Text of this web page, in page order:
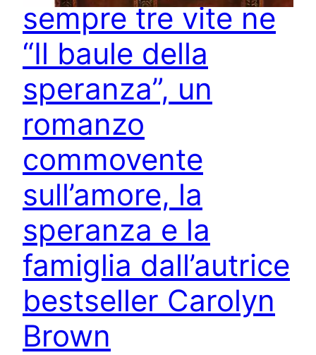
sempre tre vite ne
“Il baule della
speranza”, un
romanzo
commovente
sull’amore, la
speranza e la
famiglia dall’autrice
bestseller Carolyn
Brown